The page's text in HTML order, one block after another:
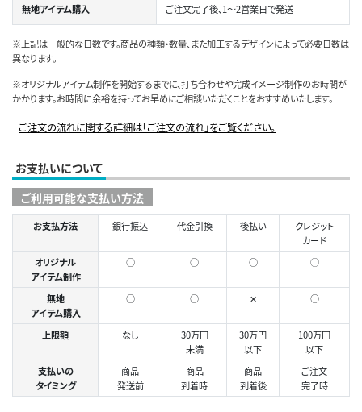
無地アイテム購入 ご注文完了後、1～2営業日で発送
※上記は一般的な日数です。商品の種類・数量、また加工するデザインによって必要日数は
異なります。
※オリジナルアイテム制作を開始するまでに、打ち合わせや完成イメージ制作のお時間が
かかります。お時間に余裕を持ってお早めにご相談いただくことをおすすめいたします。
ご注文の流れに関する詳細は「ご注文の流れ」をご覧ください。
お支払いについて
ご利用可能な支払い方法
お支払方法 銀行振込 代金引換 後払い
クレジット
カード
オリジナル
アイテム制作
○ ○ ○ ◯
無地
アイテム購入
○ ○ ✕ ○
上限額 なし
30万円
未満
30万円
以下
100万円
以下
支払いの
タイミング
商品
発送前
商品
到着時
商品
到着後
ご注文
完了時